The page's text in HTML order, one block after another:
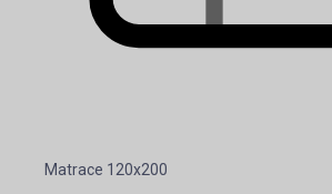
Matrace 120x200